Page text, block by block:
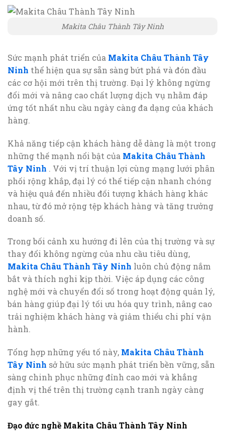
Makita Châu Thành Tây Ninh
Sức mạnh phát triển của Makita Châu Thành Tây
Ninh thể hiện qua sự sẵn sàng bứt phá và đón đầu
các cơ hội mới trên thị trường. Đại lý không ngừng
đổi mới và nâng cao chất lượng dịch vụ nhằm đáp
ứng tốt nhất nhu cầu ngày càng đa dạng của khách
hàng.
Khả năng tiếp cận khách hàng dễ dàng là một trong
những thế mạnh nổi bật của Makita Châu Thành
Tây Ninh . Với vị trí thuận lợi cùng mạng lưới phân
phối rộng khắp, đại lý có thể tiếp cận nhanh chóng
và hiệu quả đến nhiều đối tượng khách hàng khác
nhau, từ đó mở rộng tệp khách hàng và tăng trưởng
doanh số.
Trong bối cảnh xu hướng đi lên của thị trường và sự
thay đổi không ngừng của nhu cầu tiêu dùng,
Makita Châu Thành Tây Ninh luôn chủ động nắm
bắt và thích nghi kịp thời. Việc áp dụng các công
nghệ mới và chuyển đổi số trong hoạt động quản lý,
bán hàng giúp đại lý tối ưu hóa quy trình, nâng cao
trải nghiệm khách hàng và giảm thiểu chi phí vận
hành.
Tổng hợp những yếu tố này, Makita Châu Thành
Tây Ninh sở hữu sức mạnh phát triển bền vững, sẵn
sàng chinh phục những đỉnh cao mới và khẳng
định vị thế trên thị trường cạnh tranh ngày càng
gay gắt.
Đạo đức nghề Makita Châu Thành Tây Ninh